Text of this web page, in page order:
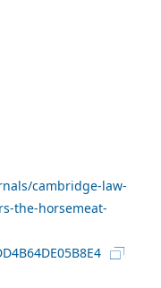
cambridge-law-
the-horsemeat-